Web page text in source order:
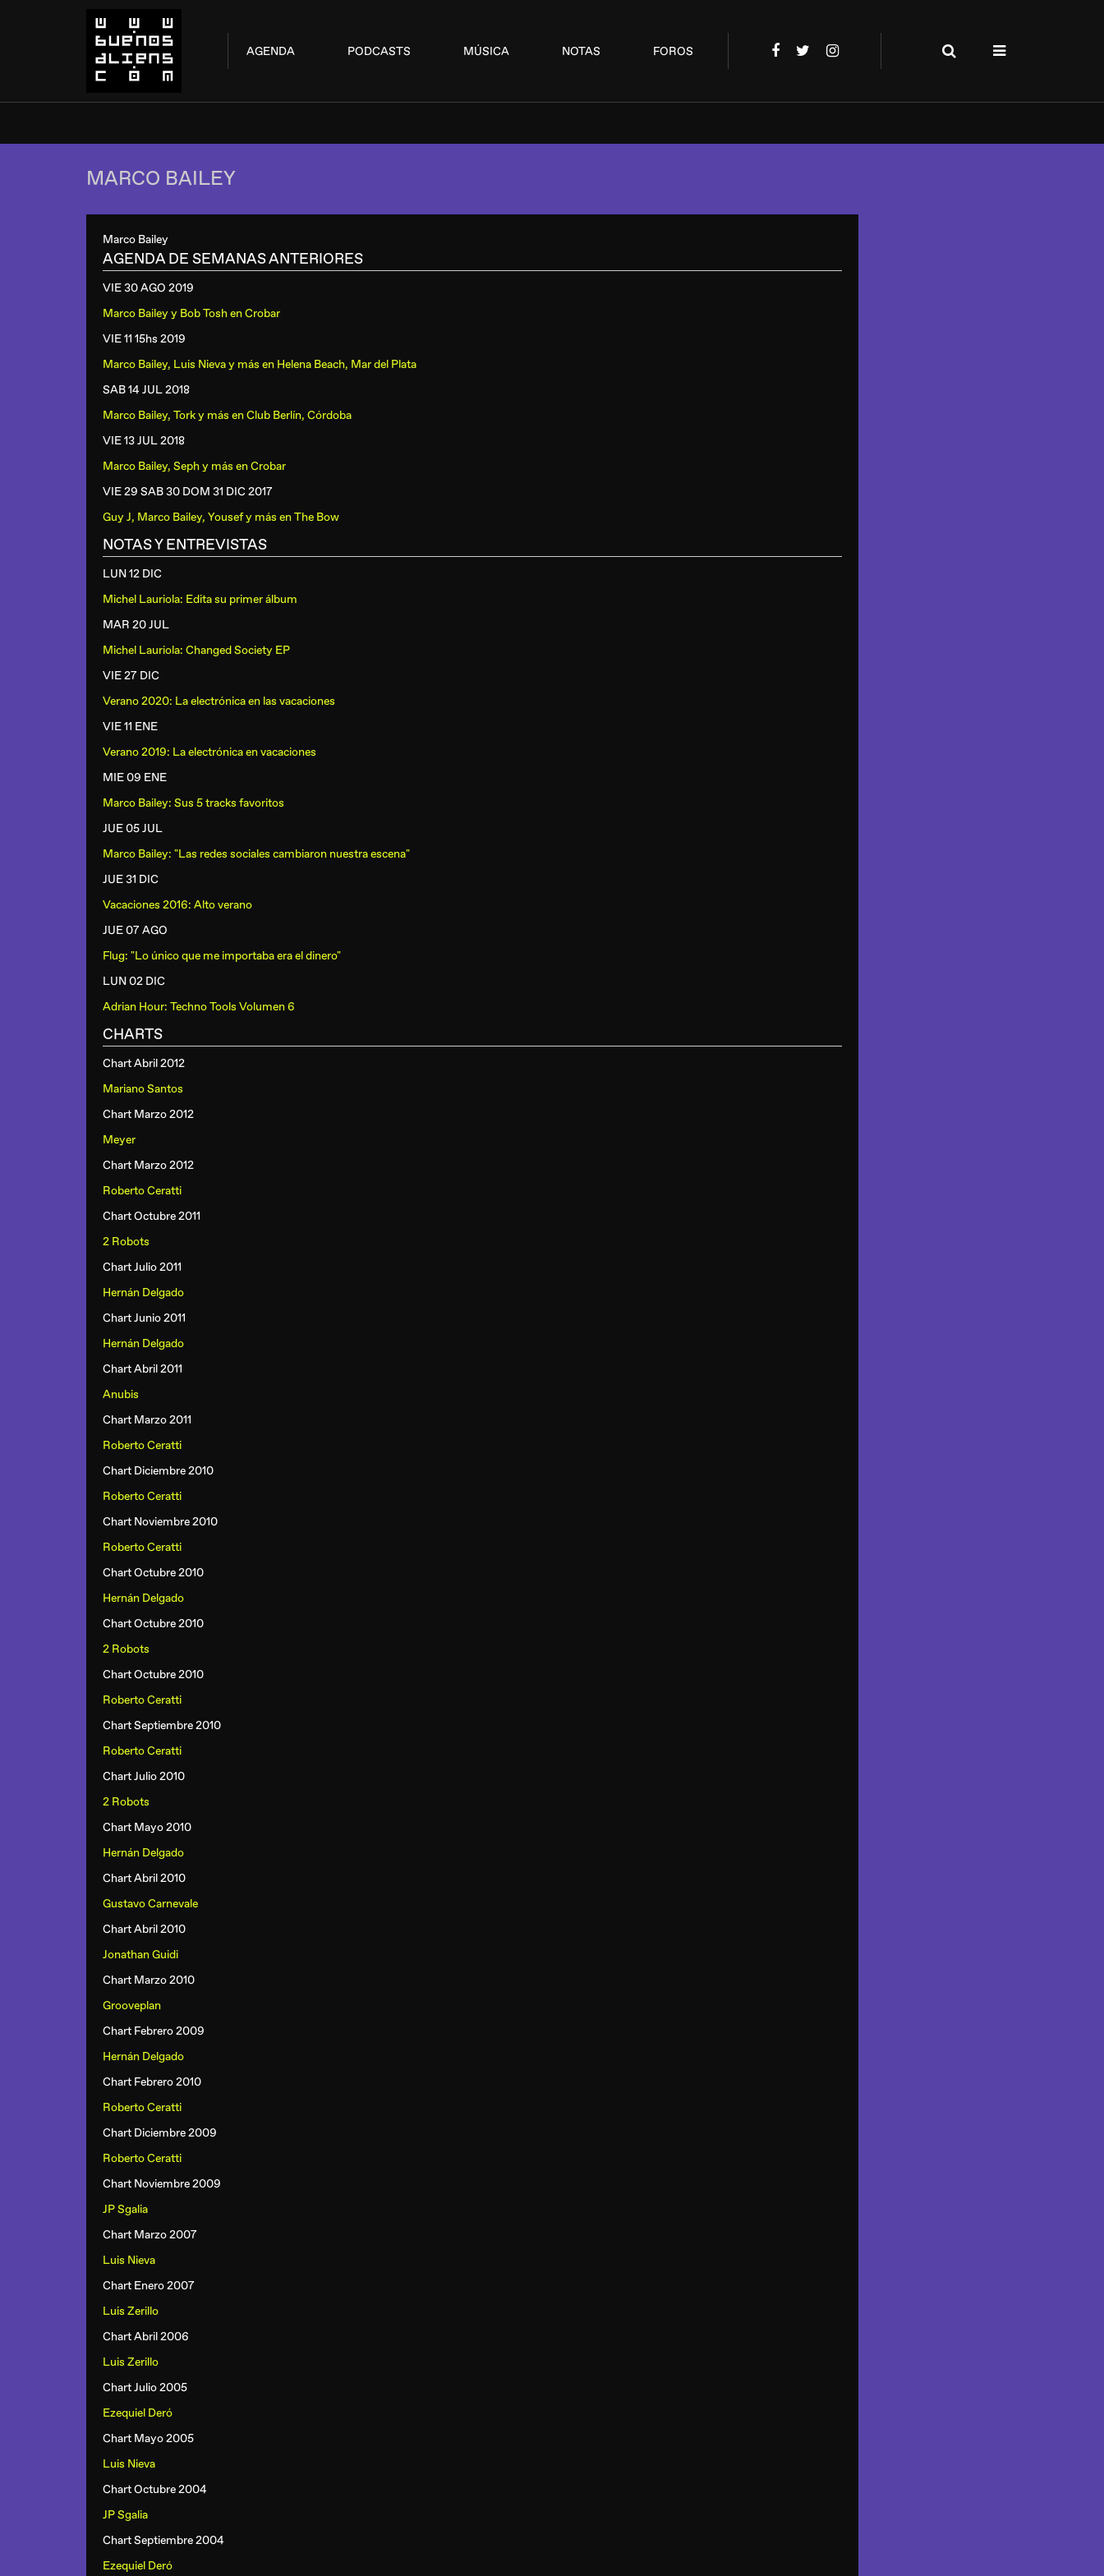
AGENDA PODCASTS MÚSICA NOTAS FOROS
MARCO BAILEY
Marco Bailey
AGENDA DE SEMANAS ANTERIORES
VIE 30 AGO 2019
Marco Bailey y Bob ToshenCrobar
VIE 11 15hs 2019
Marco Bailey, Luis Nieva y más en Helena Beach, Mar del Plata
SAB 14 JUL2018
Marco Bailey, Tork y más enClub Berlín, Córdoba
VIE 13 JUL2018
Marco Bailey, Seph y más enCrobar
VIE 29 SAB 30 DOM 31 DIC 2017
Guy J, Marco Bailey, Yousef y más enThe Bow
NOTAS Y ENTREVISTAS
LUN 12 DIC
Michel Lauriola: Edita su primer álbum
MAR 20 JUL
Michel Lauriola: Changed Society EP
VIE 27 DIC
Verano 2020: La electrónica en las vacaciones
VIE 11 ENE
Verano 2019: La electrónica en vacaciones
MIE 09 ENE
Marco Bailey: Sus 5 tracks favoritos
JUE 05 JUL
Marco Bailey: "Las redes sociales cambiaron nuestra escena"
JUE 31 DIC
Vacaciones 2016: Alto verano
JUE 07 AGO
Flug: "Lo único que me importaba era el dinero"
LUN 02 DIC
Adrian Hour: Techno Tools Volumen 6
CHARTS
Chart Abril 2012
Mariano Santos
Chart Marzo 2012
Meyer
Chart Marzo 2012
Roberto Ceratti
Chart Octubre 2011
2 Robots
Chart Julio 2011
Hernán Delgado
Chart Junio 2011
Hernán Delgado
Chart Abril 2011
Anubis
Chart Marzo 2011
Roberto Ceratti
Chart Diciembre 2010
Roberto Ceratti
Chart Noviembre 2010
Roberto Ceratti
Chart Octubre 2010
Hernán Delgado
Chart Octubre 2010
2 Robots
Chart Octubre 2010
Roberto Ceratti
Chart Septiembre 2010
Roberto Ceratti
Chart Julio 2010
2 Robots
Chart Mayo 2010
Hernán Delgado
Chart Abril 2010
Gustavo Carnevale
Chart Abril 2010
Jonathan Guidi
Chart Marzo 2010
Grooveplan
Chart Febrero 2009
Hernán Delgado
Chart Febrero 2010
Roberto Ceratti
Chart Diciembre 2009
Roberto Ceratti
Chart Noviembre 2009
JP Sgalia
Chart Marzo 2007
Luis Nieva
Chart Enero 2007
Luis Zerillo
Chart Abril 2006
Luis Zerillo
Chart Julio 2005
Ezequiel Deró
Chart Mayo 2005
Luis Nieva
Chart Octubre 2004
JP Sgalia
Chart Septiembre 2004
Ezequiel Deró